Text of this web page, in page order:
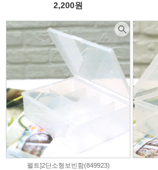
2,200원
펠트]2단소형보빈함(849923)